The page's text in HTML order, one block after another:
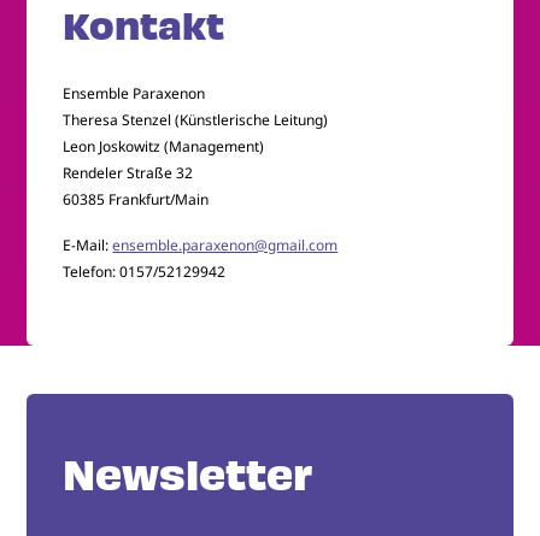
Kontakt
Ensemble Paraxenon
Theresa Stenzel (Künstlerische Leitung)
Leon Joskowitz (Management)
Rendeler Straße 32
60385 Frankfurt/Main
E-Mail:ensemble.paraxenon@gmail.com
Telefon: 0157/52129942
Newsletter